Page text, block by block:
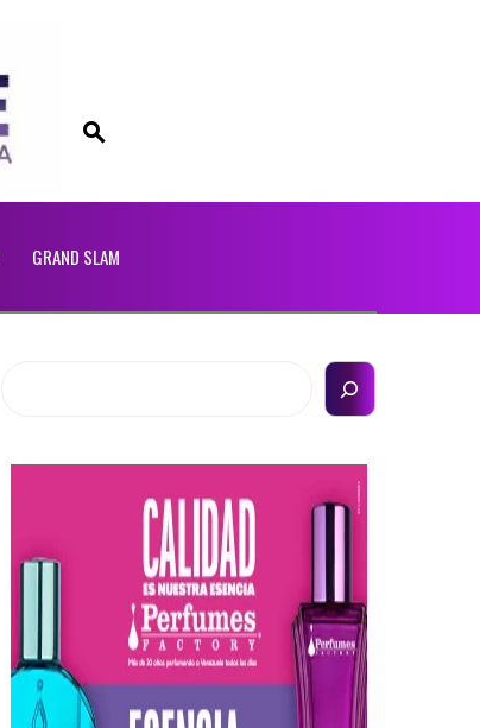
GRAND SLAM